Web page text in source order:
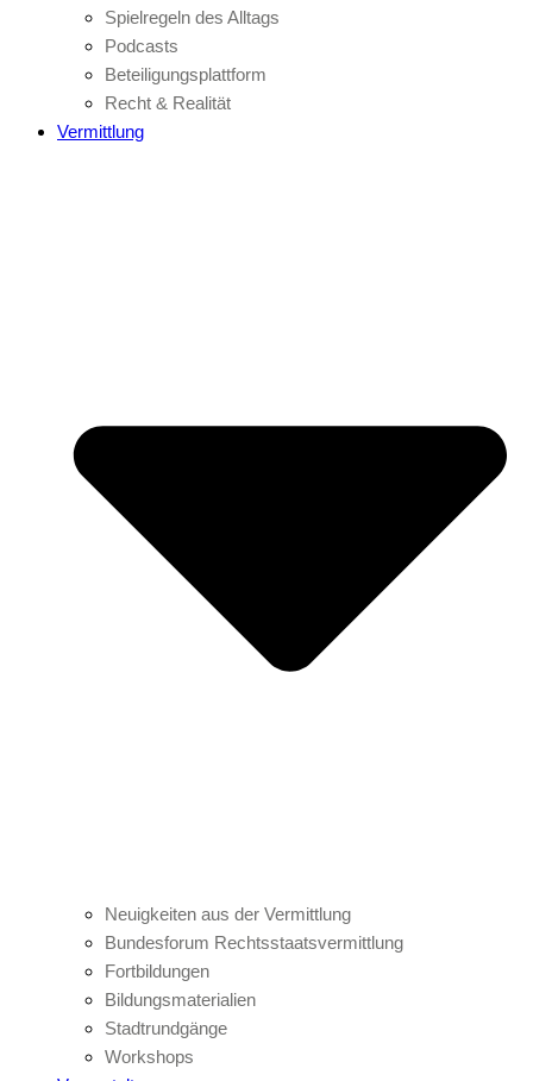
Spielregeln des Alltags
Podcasts
Beteiligungsplattform
Recht & Realität
Vermittlung
Neuigkeiten aus der Vermittlung
Bundesforum Rechtsstaatsvermittlung
Fortbildungen
Bildungsmaterialien
Stadtrundgänge
Workshops